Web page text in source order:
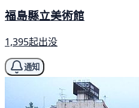
福島縣立美術館
1,395起出没
通知